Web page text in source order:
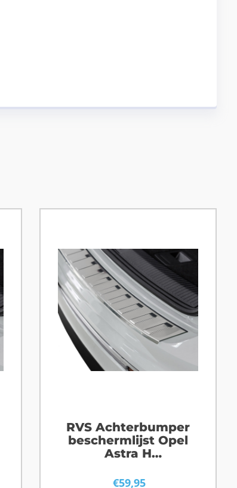
RVS Achterbumper
beschermlijst Opel
Astra H
€59,95